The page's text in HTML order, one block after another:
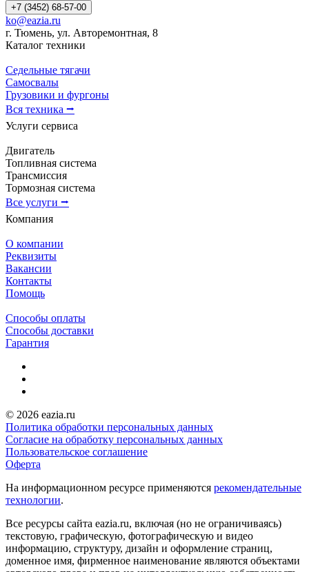
+7 (3452) 68-57-00
ko@eazia.ru
г. Тюмень, ул. Авторемонтная, 8
Каталог техники
Седельные тягачи
Самосвалы
Грузовики и фургоны
Вся техника ⭢
Услуги сервиса
Двигатель
Топливная система
Трансмиссия
Тормозная система
Все услуги ⭢
Компания
О компании
Реквизиты
Вакансии
Контакты
Помощь
Способы оплаты
Способы доставки
Гарантия
© 2026 eazia.ru
Политика обработки персональных данных
Согласие на обработку персональных данных
Пользовательское соглашение
Оферта
На информационном ресурсе применяются рекомендательные
технологии.
Все ресурсы сайта eazia.ru, включая (но не ограничиваясь)
текстовую, графическую, фотографическую и видео
информацию, структуру, дизайн и оформление страниц,
доменное имя, фирменное наименование являются объектами